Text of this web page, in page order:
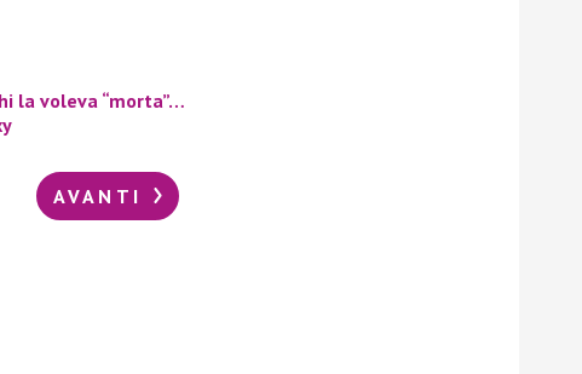
la voleva “morta”…
AVANTI